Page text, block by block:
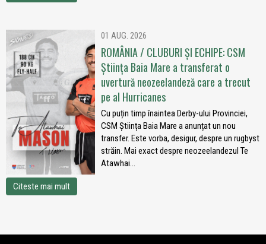
01 AUG. 2026
ROMÂNIA / CLUBURI ȘI ECHIPE: CSM
Știința Baia Mare a transferat o
uvertură neozeelandeză care a trecut
pe al Hurricanes
Cu puțin timp înaintea Derby-ului Provinciei,
CSM Știința Baia Mare a anunțat un nou
transfer. Este vorba, desigur, despre un rugbyst
străin. Mai exact despre neozeelandezul Te
Atawhai...
Citeste mai mult